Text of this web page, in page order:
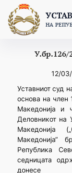
content
НА
У.бр.126/
12/
Уставниот суд
основа на член
Македонија и
Деловникот на
Македонија
Македонија“
Република
седницата
донесе